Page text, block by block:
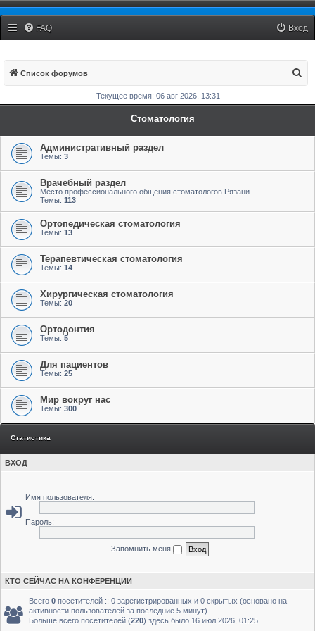
Рязанский Стоматологический Форум
FAQ Вход
Список форумов
и
Текущее время: 06 авг 2026, 13:31
Стоматология
Административный раздел
Темы: 3
Врачебный раздел
Место профессионального общения стоматологов Рязани
Темы: 113
Ортопедическая стоматология
Темы: 13
Терапевтическая стоматология
Темы: 14
Хирургическая стоматология
Темы: 20
Ортодонтия
Темы: 5
Для пациентов
Темы: 25
Мир вокруг нас
Темы: 300
Статистика
ВХОД
Имя пользователя:
Пароль:
Запомнить меня
КТО СЕЙЧАС НА КОНФЕРЕНЦИИ
Всего 0 посетителей :: 0 зарегистрированных и 0 скрытых (основано на
активности пользователей за последние 5 минут)
Больше всего посетителей (220) здесь было 16 июл 2026, 01:25